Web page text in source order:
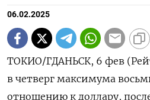
06.02.2025
ТОКИО/ГДАНЬСК, 6 фев
в четверг максимума
отношению к доллару,